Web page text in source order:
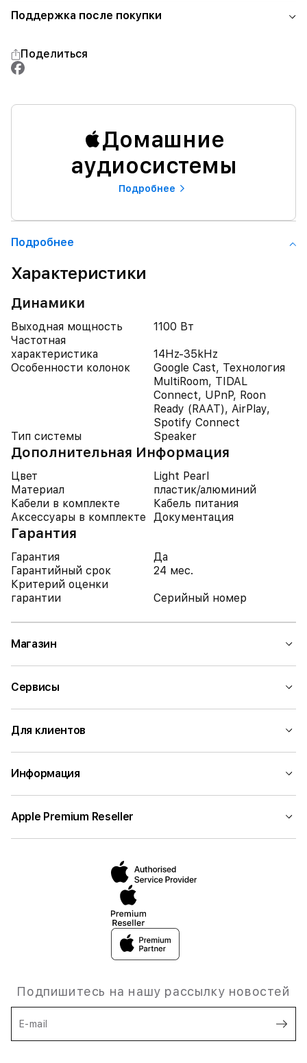
Поддержка после покупки
Поделиться
Домашние
аудиосистемы
Подробнее
Подробнее
Характеристики
Динамики
Выходная мощность
1100 Вт
Частотная
характеристика
14Hz-35kHz
Особенности колонок
Google Cast, Технология
MultiRoom, TIDAL
Connect, UPnP, Roon
Ready (RAAT), AirPlay,
Spotify Connect
Тип системы
Speaker
Дополнительная Информация
Цвет
Light Pearl
Материал
пластик/алюминий
Кабели в комплекте
Кабель питания
Аксессуары в комплекте
Документация
Гарантия
Гарантия
Да
Гарантийный срок
24 мес.
Критерий оценки
гарантии
Серийный номер
Магазин
Сервисы
Для клиентов
Информация
Apple Premium Reseller
Подпишитесь на нашу рассылку новостей
E-mail